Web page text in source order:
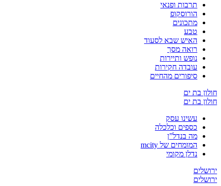
תרבות ופנאי
הורוסקופ
מתכונים
טבע
האיש שבא לסעוד
רואה מסך
נופש ותיירות
עובדה חקירות
סיפורים מהחיים
בת ים
בת ים
עשינו עסק
כספים וכלכלה
מה בנדל”ן
המומחים של mcity
נדלן מקומי